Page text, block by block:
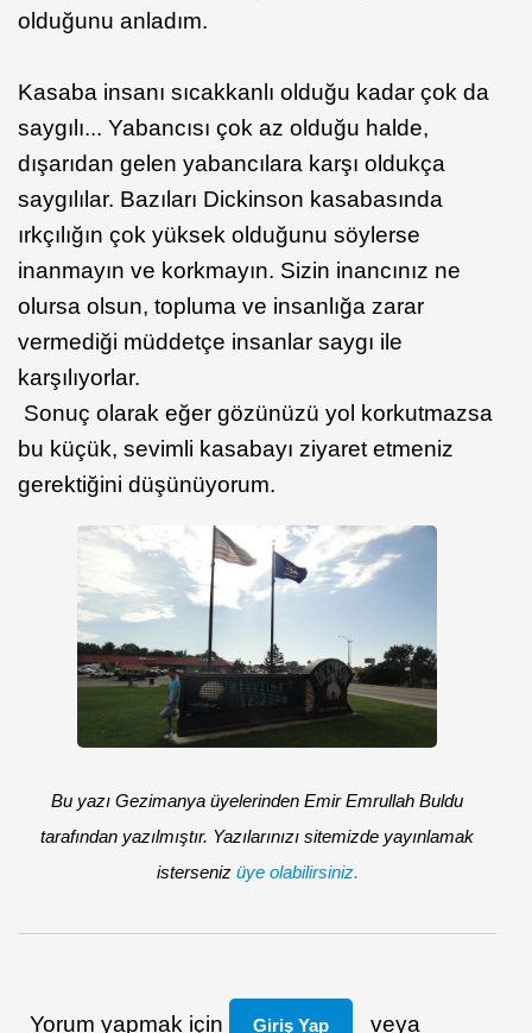
olduğunu anladım.
Kasaba insanı sıcakkanlı olduğu kadar çok da
saygılı... Yabancısı çok az olduğu halde,
dışarıdan gelen yabancılara karşı oldukça
saygılılar. Bazıları Dickinson kasabasında
ırkçılığın çok yüksek olduğunu söylerse
inanmayın ve korkmayın. Sizin inancınız ne
olursa olsun, topluma ve insanlığa zarar
vermediği müddetçe insanlar saygı ile
karşılıyorlar.
Sonuç olarak eğer gözünüzü yol korkutmazsa
bu küçük, sevimli kasabayı ziyaret etmeniz
gerektiğini düşünüyorum.
Bu yazı Gezimanya üyelerinden Emir Emrullah Buldu
tarafından yazılmıştır. Yazılarınızı sitemizde yayınlamak
isterseniz üye olabilirsiniz.
Yorum yapmak için Giriş Yap veya